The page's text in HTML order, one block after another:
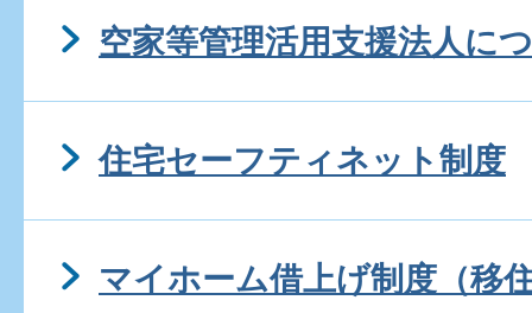
空家等管理活用支援法人に
住宅セーフティネット制度
マイホーム借上げ制度（移